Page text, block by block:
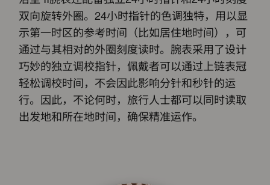
双向旋转外圈。24小时指针的色调独特，用以显
示第一时区的参考时间（比如居住地时间），可
通过与其相对的外圈刻度读时。腕表采用了设计
巧妙的独立调校指针，佩戴者可以通过上链表冠
轻松调校时间，不会因此影响分针和秒针的运
行。因此，不论何时，旅行人士都可以同时读取
出发地和所在地时间，确保精准运作。